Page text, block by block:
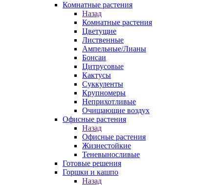
Комнатные растения
Назад
Комнатные растения
Цветущие
Лиственные
Ампельные/Лианы
Бонсаи
Цитрусовые
Кактусы
Суккуленты
Крупномеры
Неприхотливые
Очищающие воздух
Офисные растения
Назад
Офисные растения
Жизнестойкие
Теневыносливые
Готовые решения
Горшки и кашпо
Назад